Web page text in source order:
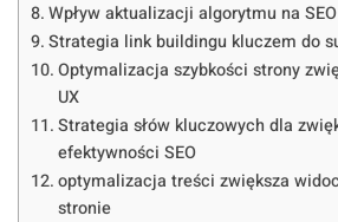
Wpływ aktualizacji algorytmu na
Strategia link buildingu kluczem do
Optymalizacja szybkości strony
UX
Strategia słów kluczowych dla
efektywności SEO
optymalizacja treści zwiększa
stronie